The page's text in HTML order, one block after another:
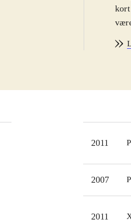
kort
2011
2007
2011